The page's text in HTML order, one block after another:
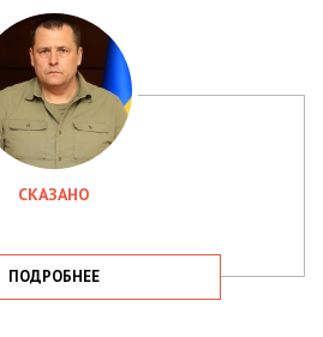
СКАЗАНО
ПОДРОБНЕЕ